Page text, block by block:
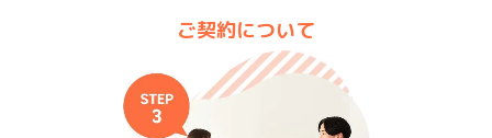
ご契約について